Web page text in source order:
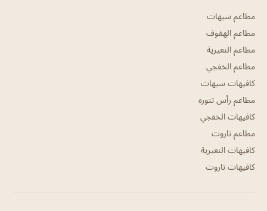
مطاعم سيهات
مطاعم الهفوف
مطاعم النعيرية
مطاعم الخفجي
كافيهات سيهات
مطاعم رأس تنوره
كافيهات الخفجي
مطاعم تاروت
كافيهات النعيرية
كافيهات تاروت